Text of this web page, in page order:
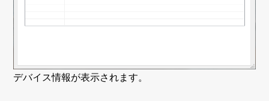
デバイス情報が表示されます。